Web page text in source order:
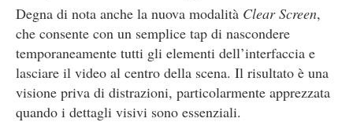
Degna di nota anche la nuova modalità Clear Screen,
che consente con un semplice tap di nascondere
temporaneamente tutti gli elementi dell’interfaccia e
lasciare il video al centro della scena. Il risultato è una
visione priva di distrazioni, particolarmente apprezzata
quando i dettagli visivi sono essenziali.